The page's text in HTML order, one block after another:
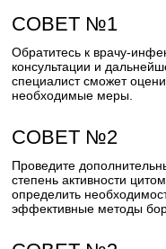
СОВЕТ №1
Обратитесь к врачу-
консультации и
специалист сможет
необходимые меры.
СОВЕТ №2
Проведите
степень активности
определить
эффективные методы